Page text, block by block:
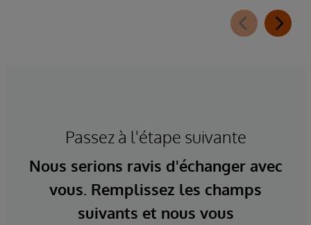
Passez à l'étape suivante
Nous serions ravis d'échanger avec
vous. Remplissez les champs
suivants et nous vous